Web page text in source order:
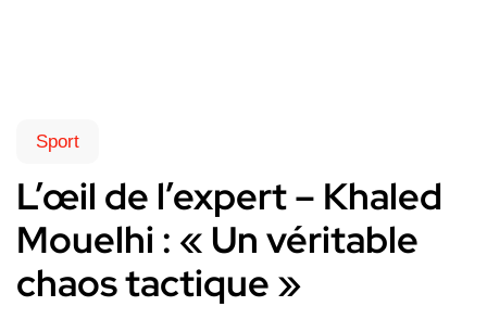
Sport
L’œil de l’expert – Khaled
Mouelhi : « Un véritable
chaos tactique »